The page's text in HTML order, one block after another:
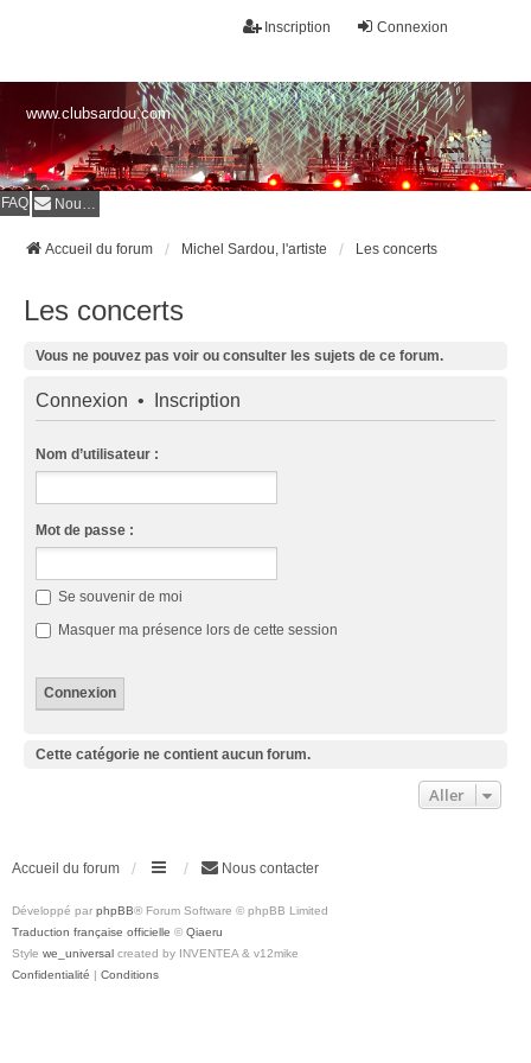
Connexion
Inscription
www.clubsardou.com
FAQ Nous contacter
Accueil du forum Michel Sardou, l'artiste Les concerts
Les concerts
Vous ne pouvez pas voir ou consulter les sujets de ce forum.
Connexion • Inscription
Nom d’utilisateur :
Mot de passe :
Se souvenir de moi
Masquer ma présence lors de cette session
Cette catégorie ne contient aucun forum.
Aller
Accueil du forum Nous contacter
Développé par phpBB® Forum Software © phpBB Limited
Traduction française officielle © Qiaeru
Style we_universal created by INVENTEA & v12mike
Confidentialité | Conditions